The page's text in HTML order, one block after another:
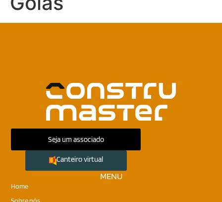
Seja um associado
Canteiro virtual
MENU
Home